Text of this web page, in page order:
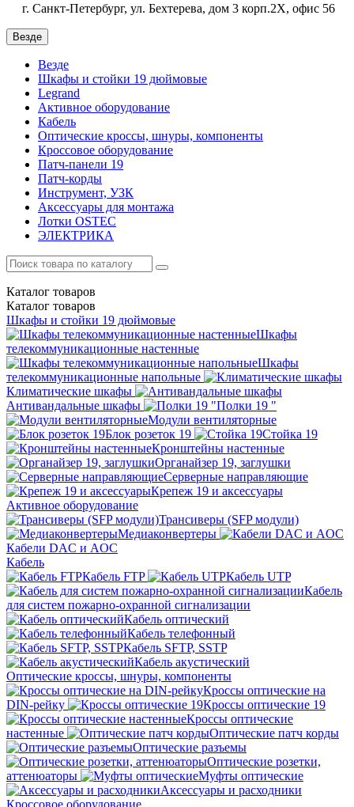
г. Санкт-Петербург, ул. Бехтерева, дом 3 корп.2X, офис 56
Везде
Везде
Шкафы и стойки 19 дюймовые
Legrand
Активное оборудование
Кабель
Оптические кроссы, шнуры, компоненты
Кроссовое оборудование
Патч-панели 19
Патч-корды
Инструмент, УЗК
Аксессуары для монтажа
Лотки OSTEC
ЭЛЕКТРИКА
Каталог товаров
Каталог товаров
Шкафы и стойки 19 дюймовые
Шкафы
телекоммуникационные настенные
Шкафы
телекоммуникационные напольные
Климатические шкафы
Антивандальные шкафы
Полки 19 "
Модули вентиляторные
Блок розеток 19
Стойка 19
Кронштейны настенные
Органайзер 19, заглушки
Серверные направляющие
Крепеж 19 и аксессуары
Активное оборудование
Трансиверы (SFP модули)
Медиаконвертеры
Кабели DAC и AOC
Кабель
Кабель FTP
Кабель UTP
Кабель
для систем пожарно-охранной сигнализации
Кабель оптический
Кабель телефонный
Кабель SFTP, SSTP
Кабель акустический
Оптические кроссы, шнуры, компоненты
Кроссы оптические на
DIN-рейку
Кроссы оптические 19
Кроссы оптические
настенные
Оптические патч корды
Оптические разъемы
Оптические розетки,
аттенюаторы
Муфты оптические
Аксессуары и расходники
Кроссовое оборудование